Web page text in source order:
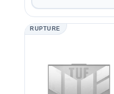
RUPTURE